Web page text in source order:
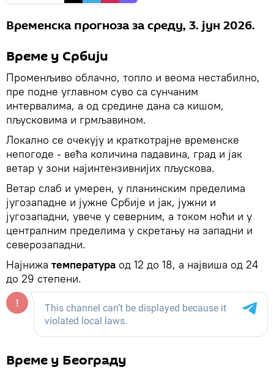
Временска прогноза за среду, 3. јун 2026.
Време у Србији
Променљиво облачно, топло и веома нестабилно,
пре подне углавном суво са сунчаним
интервалима, а од средине дана са кишом,
пљусковима и грмљавином.
Локално се очекују и краткотрајне временске
непогоде - већа количина падавина, град и јак
ветар у зони најинтензивнијих пљускова.
Ветар слаб и умерен, у планинским пределима
југозападне и јужне Србије и јак, јужни и
југозападни, увече у северним, а током ноћи и у
централним пределима у скретању на западни и
северозападни.
Најнижа температура од 12 до 18, а највиша од 24
до 29 степени.
Време у Београду